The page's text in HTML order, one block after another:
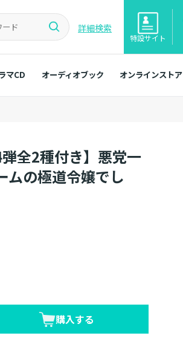
詳細検索
特設サイト
マCD オーディオブック オンラインストア
全2種付き】悪党一
ムの極道令嬢でし
購入する